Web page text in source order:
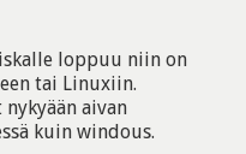
loppuu niin on
tai Linuxiin.
aivan
kuin windous.